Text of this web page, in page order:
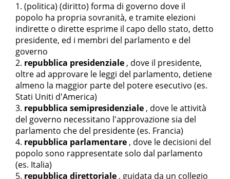
(politica) (diritto) forma di governo dove il
popolo ha propria sovranità, e tramite elezioni
indirette o dirette esprime il capo dello stato, detto
presidente, ed i membri del parlamento e del
governo
repubblica presidenziale , dove il presidente,
oltre ad approvare le leggi del parlamento, detiene
almeno la maggior parte del potere esecutivo (es.
Stati Uniti d'America)
repubblica semipresidenziale , dove le attività
del governo necessitano l'approvazione sia del
parlamento che del presidente (es. Francia)
repubblica parlamentare , dove le decisioni del
popolo sono rappresentate solo dal parlamento
(es. Italia)
repubblica direttoriale , guidata da un collegio